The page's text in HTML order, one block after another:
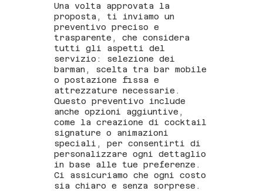
Una volta approvata la
proposta, ti inviamo un
preventivo preciso e
trasparente, che considera
tutti gli aspetti del
servizio: selezione dei
barman, scelta tra bar mobile
o postazione fissa e
attrezzature necessarie.
Questo preventivo include
anche opzioni aggiuntive,
come la creazione di cocktail
signature o animazioni
speciali, per consentirti di
personalizzare ogni dettaglio
in base alle tue preferenze.
Ci assicuriamo che ogni costo
sia chiaro e senza sorprese.